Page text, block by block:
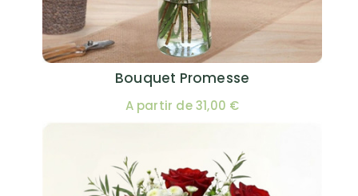
Bouquet Promesse
A partir de 31,00 €